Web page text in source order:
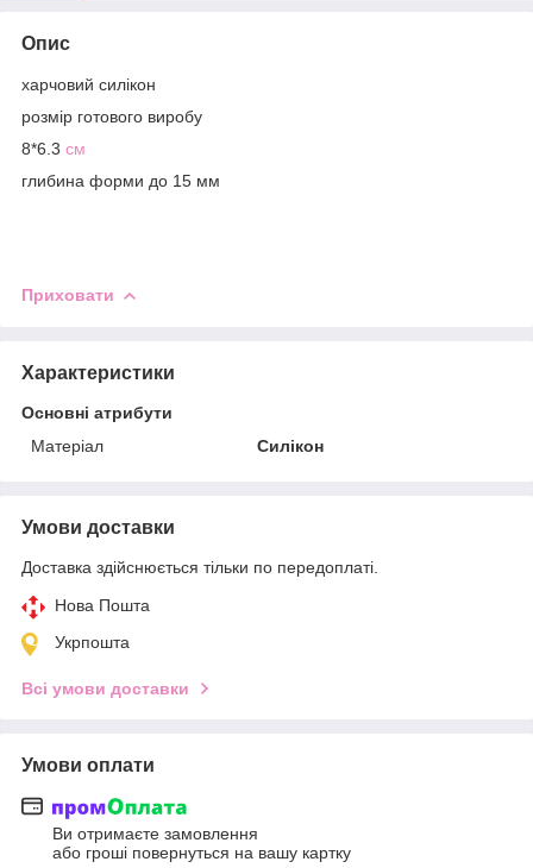
Опис
харчовий силікон
розмір готового виробу
8*6.3 см
глибина форми до 15 мм
Приховати
Характеристики
Основні атрибути
Матеріал
Силікон
Умови доставки
Доставка здійснюється тільки по передоплаті.
Нова Пошта
Укрпошта
Всі умови доставки
Умови оплати
Ви отримаєте замовлення
або гроші повернуться на вашу картку